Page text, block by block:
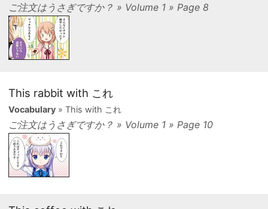
ご注文はうさぎですか？ » Volume 1 » Page 8
This rabbit with これ
Vocabulary» This with これ
ご注文はうさぎですか？ » Volume 1 » Page 10